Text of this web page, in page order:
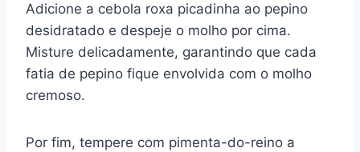
Adicione a cebola roxa picadinha ao pepino
desidratado e despeje o molho por cima.
Misture delicadamente, garantindo que cada
fatia de pepino fique envolvida com o molho
cremoso.
Por fim, tempere com pimenta-do-reino a